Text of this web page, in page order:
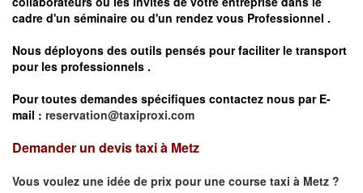
cadre d'un séminaire ou d'un rendez vous Professionnel .
Nous déployons des outils pensés pour faciliter le transport
pour les professionnels .
Pour toutes demandes spécifiques contactez nous par E-
mail : reservation@taxiproxi.com
Demander un devis taxi à Metz
Vous voulez une idée de prix pour une course taxi à Metz ?